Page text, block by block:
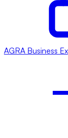
AGRA Business